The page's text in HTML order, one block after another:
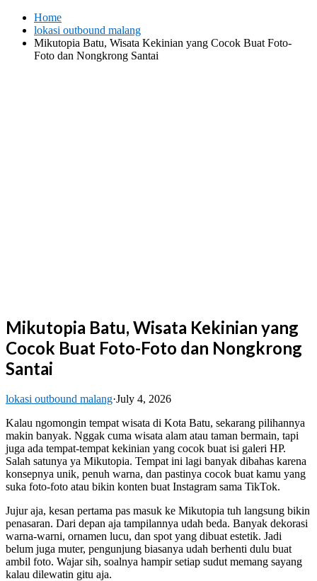
Skip
content
Home
lokasi outbound malang
Mikutopia Batu, Wisata Kekinian yang Cocok Buat Foto-
Foto dan Nongkrong Santai
Mikutopia Batu, Wisata Kekinian yang
Cocok Buat Foto-Foto dan Nongkrong
Santai
lokasi outbound malang·July 4, 2026
Kalau ngomongin tempat wisata di Kota Batu, sekarang pilihannya
makin banyak. Nggak cuma wisata alam atau taman bermain, tapi
juga ada tempat-tempat kekinian yang cocok buat isi galeri HP.
Salah satunya ya Mikutopia. Tempat ini lagi banyak dibahas karena
konsepnya unik, penuh warna, dan pastinya cocok buat kamu yang
suka foto-foto atau bikin konten buat Instagram sama TikTok.
Jujur aja, kesan pertama pas masuk ke Mikutopia tuh langsung bikin
penasaran. Dari depan aja tampilannya udah beda. Banyak dekorasi
warna-warni, ornamen lucu, dan spot yang dibuat estetik. Jadi
belum juga muter, pengunjung biasanya udah berhenti dulu buat
ambil foto. Wajar sih, soalnya hampir setiap sudut memang sayang
kalau dilewatin gitu aja.